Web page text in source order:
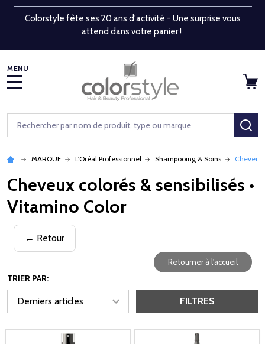
Colorstyle fête ses 20 ans d'activité - Une surprise vous
attend dans votre panier !
Rechercher
MARQUE L'Oréal Professionnel Shampooing & Soins Cheveux
Cheveux colorés & sensibilisés •
Vitamino Color
← Retour
Retourner à l'accueil
TRIER PAR:
FILTRES